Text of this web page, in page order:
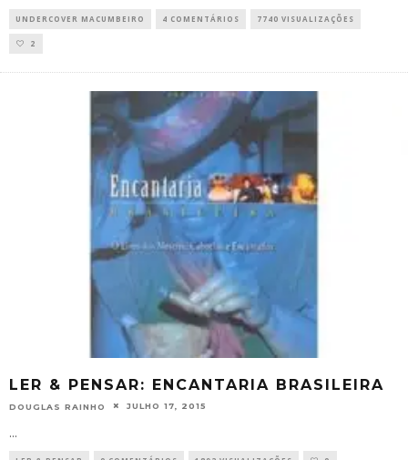
UNDERCOVER MACUMBEIRO 4 COMENTÁRIOS 7740 VISUALIZAÇÕES
2
LER & PENSAR: ENCANTARIA BRASILEIRA
DOUGLAS RAINHO JULHO 17, 2015
...